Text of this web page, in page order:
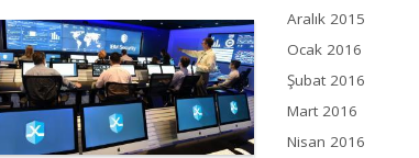
Aralık 2015
Ocak 2016
Şubat 2016
Mart 2016
Nisan 2016